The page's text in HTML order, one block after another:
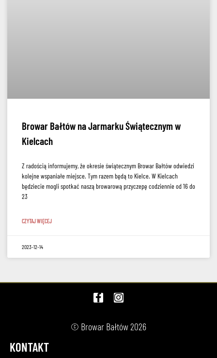
Browar Bałtów na Jarmarku Świątecznym w
Kielcach
Z radością informujemy, że okresie świątecznym Browar Bałtów odwiedzi
kolejne wspaniałe miejsce. Tym razem będą to Kielce. W Kielcach
będziecie mogli spotkać naszą browarową przyczepę codziennie od 16 do
23
CZYTAJ WIĘCEJ
2023-12-14
© Browar Bałtów 2026
KONTAKT